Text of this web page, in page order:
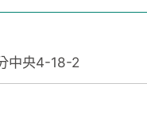
中央4-18-2